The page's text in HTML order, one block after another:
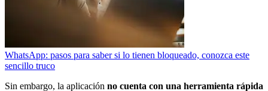
WhatsApp: pasos para saber si lo tienen bloqueado, conozca este
sencillo truco
Sin embargo, la aplicación no cuenta con una herramienta rápida